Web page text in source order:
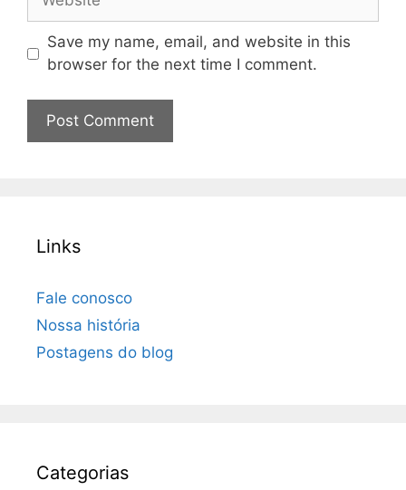
Save my name, email, and website in this
browser for the next time I comment.
Links
Fale conosco
Nossa história
Postagens do blog
Categorias